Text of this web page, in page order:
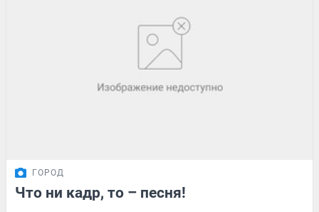
ГОРОД
Что ни кадр, то – песня!